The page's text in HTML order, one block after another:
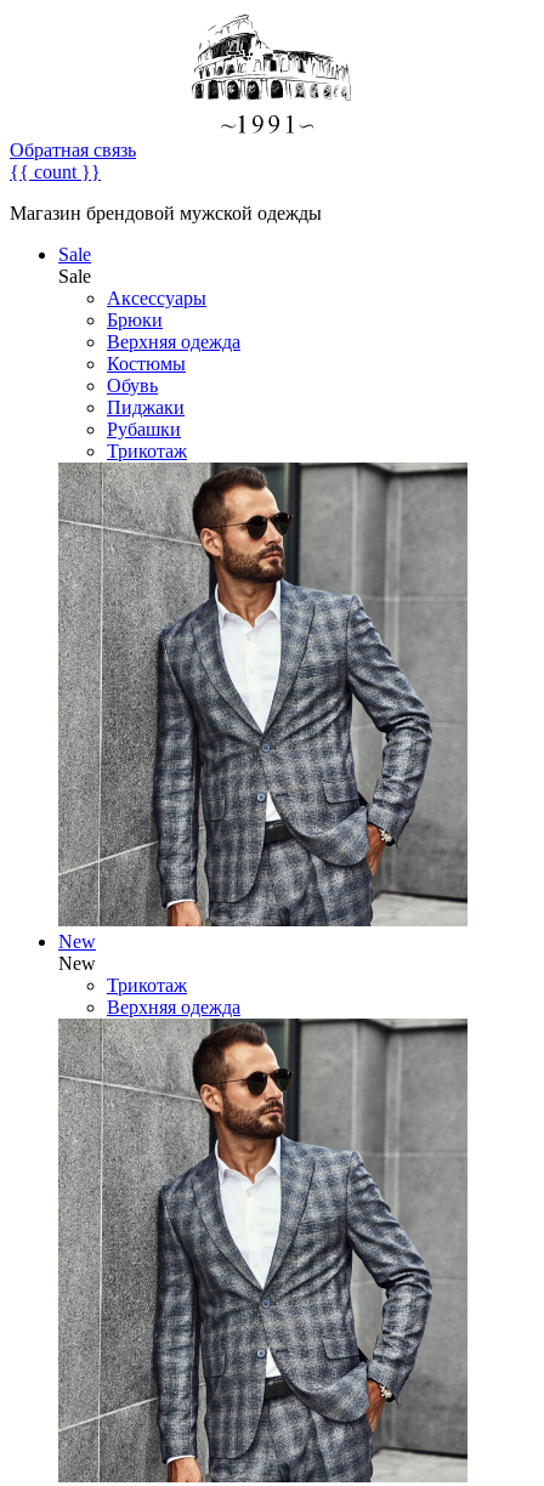
Обратная связь
{{ count }}
Магазин брендовой мужской одежды
Sale
Sale
Аксессуары
Брюки
Верхняя одежда
Костюмы
Обувь
Пиджаки
Рубашки
Трикотаж
New
New
Трикотаж
Верхняя одежда